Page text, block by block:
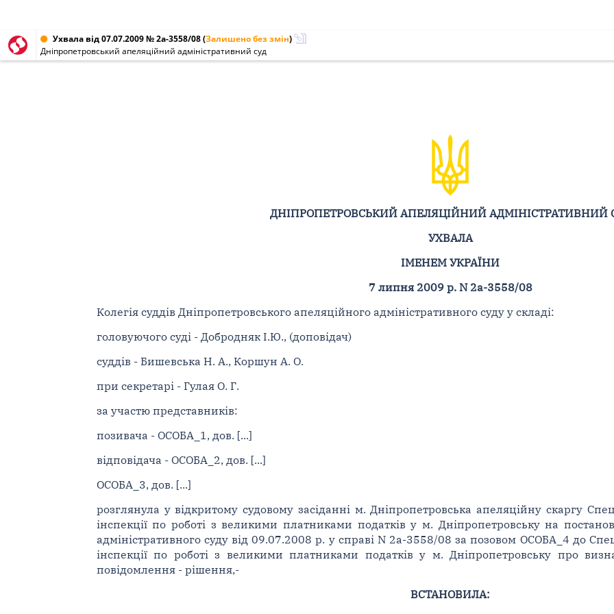
Ухвала від 07.07.2009 № 2а-3558/08(Залишено без змін)
Дніпропетровський апеляційний адміністративний суд
ДНІПРОПЕТРОВСЬКИЙ АПЕЛЯЦІЙНИЙ АДМІНІСТРАТИВНИЙ
УХВАЛА
ІМЕНЕМ УКРАЇНИ
7 липня 2009 р. N 2а-3558/08
Колегія суддів Дніпропетровського апеляційного адміністративного суду у складі:
головуючого суді - Добродняк І.Ю., (доповідач)
суддів - Бишевська Н. А., Коршун А. О.
при секретарі - Гулая О. Г.
за участю представників:
позивача - ОСОБА_1, дов. [...]
відповідача - ОСОБА_2, дов. [...]
ОСОБА_3, дов. [...]
розглянула у відкритому судовому засіданні м. Дніпропетровська апеляційну скаргу
інспекції по роботі з великими платниками податків у м. Дніпропетровську на
адміністративного суду від 09.07.2008 р. у справі N 2а-3558/08 за позовом ОСОБА_4 до
інспекції по роботі з великими платниками податків у м. Дніпропетровську про
повідомлення - рішення,-
ВСТАНОВИЛА: